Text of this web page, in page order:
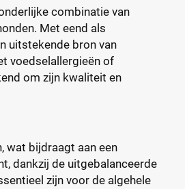
combinatie van
Met eend als
uitstekende bron van
voedselallergieën of
om zijn kwaliteit en
wat bijdraagt aan een
dankzij de uitgebalanceerde
zijn voor de algehele